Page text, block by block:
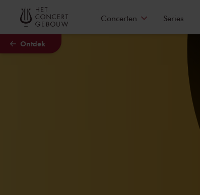
Naar hoofdcontent
Ontdek
Concerten Series